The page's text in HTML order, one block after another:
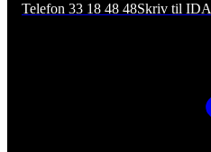
Telefon 33 18 48 48Skriv til IDA